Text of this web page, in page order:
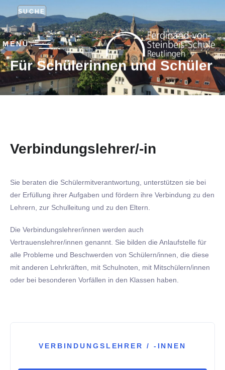
SUCHE
MENÜ
Für Schülerinnen und Schüler
Verbindungslehrer/-in
Sie beraten die Schülermitverantwortung, unterstützen sie bei
der Erfüllung ihrer Aufgaben und fördern ihre Verbindung zu den
Lehrern, zur Schulleitung und zu den Eltern.
Die Verbindungslehrer/innen werden auch
Vertrauenslehrer/innen genannt. Sie bilden die Anlaufstelle für
alle Probleme und Beschwerden von Schülern/innen, die diese
mit anderen Lehrkräften, mit Schulnoten, mit Mitschülern/innen
oder bei besonderen Vorfällen in den Klassen haben.
VERBINDUNGSLEHRER / -INNEN